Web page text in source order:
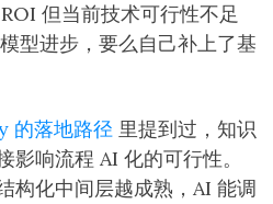
但当前技术可行性不足
型进步，要么自己补上了基
的落地路径 里提到过，知识
响流程 AI 化的可行性。
构化中间层越成熟，AI 能调